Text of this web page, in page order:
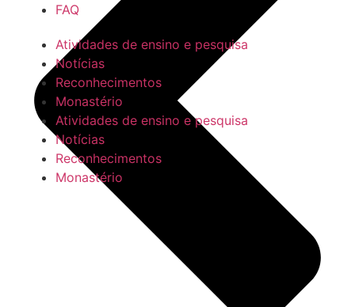
FAQ
Atividades de ensino e pesquisa
Notícias
Reconhecimentos
Monastério
Atividades de ensino e pesquisa
Notícias
Reconhecimentos
Monastério